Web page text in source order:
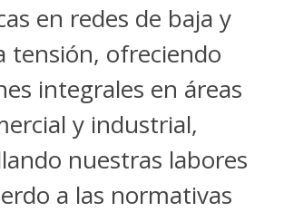
en redes de baja y
tensión, ofreciendo
integrales en áreas
y industrial,
nuestras labores
a las normativas